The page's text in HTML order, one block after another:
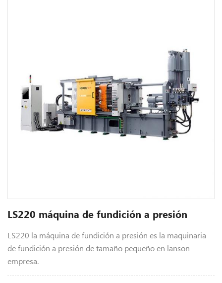
LS220 máquina de fundición a presión
LS220 la máquina de fundición a presión es la maquinaria
de fundición a presión de tamaño pequeño en lanson
empresa.